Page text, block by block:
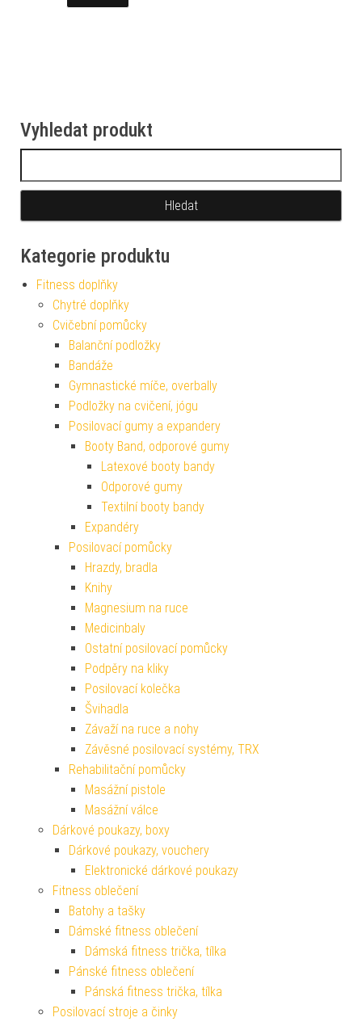
Vyhledat produkt
Kategorie produktu
Fitness doplňky
Chytré doplňky
Cvičební pomůcky
Balanční podložky
Bandáže
Gymnastické míče, overbally
Podložky na cvičení, jógu
Posilovací gumy a expandery
Booty Band, odporové gumy
Latexové booty bandy
Odporové gumy
Textilní booty bandy
Expandéry
Posilovací pomůcky
Hrazdy, bradla
Knihy
Magnesium na ruce
Medicinbaly
Ostatní posilovací pomůcky
Podpěry na kliky
Posilovací kolečka
Švihadla
Závaží na ruce a nohy
Závěsné posilovací systémy, TRX
Rehabilitační pomůcky
Masážní pistole
Masážní válce
Dárkové poukazy, boxy
Dárkové poukazy, vouchery
Elektronické dárkové poukazy
Fitness oblečení
Batohy a tašky
Dámské fitness oblečení
Dámská fitness trička, tílka
Pánské fitness oblečení
Pánská fitness trička, tílka
Posilovací stroje a činky